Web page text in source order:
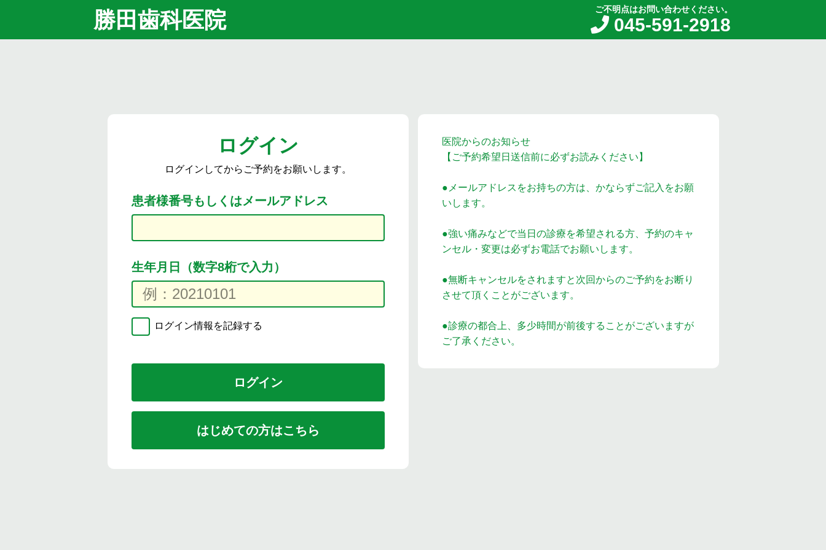
勝田歯科医院 ご不明点はお問い合わせください。
045-591-2918
医院からのお知らせ
【ご予約希望日送信前に必ずお読みください】
●メールアドレスをお持ちの方は、かならずご記入をお願
いします。
●強い痛みなどで当日の診療を希望される方、予約のキャ
ンセル・変更は必ずお電話でお願いします。
●無断キャンセルをされますと次回からのご予約をお断り
させて頂くことがございます。
●診療の都合上、多少時間が前後することがございますが
ご了承ください。
ログイン
ログインしてからご予約をお願いします。
患者様番号もしくはメールアドレス
生年月日（数字8桁で入力）
ログイン情報を記録する
はじめての方はこちら